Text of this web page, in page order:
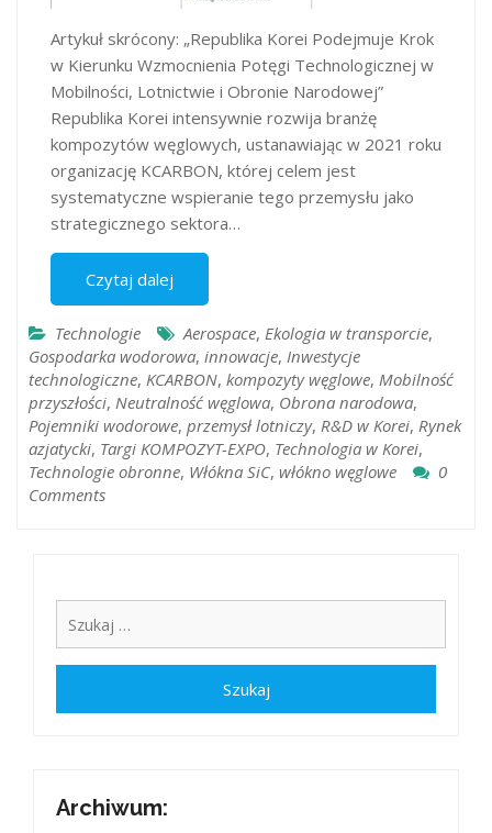
Artykuł skrócony: „Republika Korei Podejmuje Krok
w Kierunku Wzmocnienia Potęgi Technologicznej w
Mobilności, Lotnictwie i Obronie Narodowej”
Republika Korei intensywnie rozwija branżę
kompozytów węglowych, ustanawiając w 2021 roku
organizację KCARBON, której celem jest
systematyczne wspieranie tego przemysłu jako
strategicznego sektora…
Czytaj dalej
Technologie Aerospace, Ekologia w transporcie,
Gospodarka wodorowa, innowacje, Inwestycje
technologiczne, KCARBON, kompozyty węglowe, Mobilność
przyszłości, Neutralność węglowa, Obrona narodowa,
Pojemniki wodorowe, przemysł lotniczy, R&D w Korei, Rynek
azjatycki, Targi KOMPOZYT-EXPO, Technologia w Korei,
Technologie obronne, Włókna SiC, włókno węglowe
0
Comments
Archiwum: